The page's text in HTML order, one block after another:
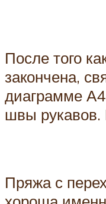
После того
закончена,
диаграмме
швы рукавов.
Пряжа с